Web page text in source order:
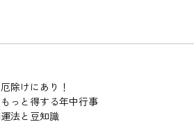
除けにあり！
っと得する年中行事
法と豆知識